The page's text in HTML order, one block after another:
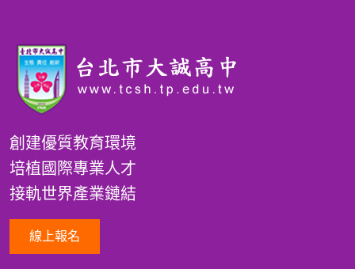
創建優質教育環境
培植國際專業人才
接軌世界產業鏈結
線上報名